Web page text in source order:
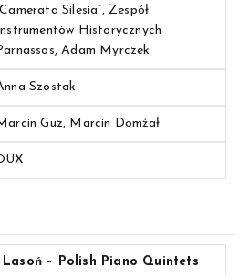
Silesia”, Zespół
Instrumentów Historycznych
Adam Myrczek
Szostak
Guz, Marcin Domżał
Lasoń – Polish Piano Quintets